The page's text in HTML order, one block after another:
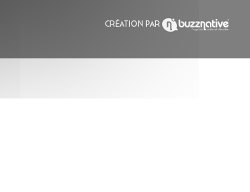
CRÉATION PAR